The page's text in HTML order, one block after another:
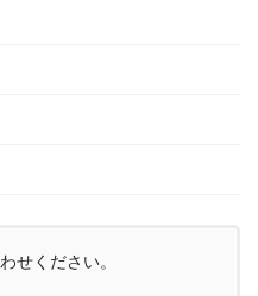
せください。